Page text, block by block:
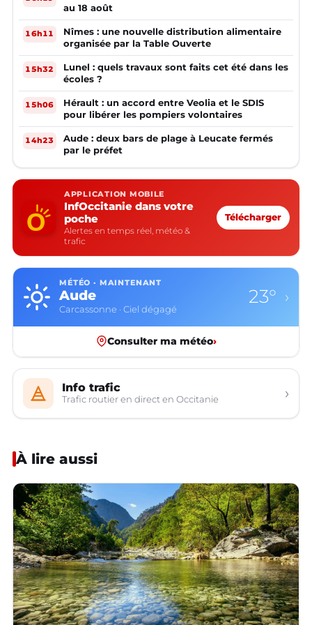
au 18 août
16h11
Nîmes : une nouvelle distribution alimentaire
organisée par la Table Ouverte
15h32
Lunel : quels travaux sont faits cet été dans les
écoles ?
15h06
Hérault : un accord entre Veolia et le SDIS
pour libérer les pompiers volontaires
14h23
Aude : deux bars de plage à Leucate fermés
par le préfet
APPLICATION MOBILE
InfOccitanie dans votre
poche
Alertes en temps réel, météo &
trafic
Télécharger
MÉTÉO · MAINTENANT
Aude
Carcassonne · Ciel dégagé
23° ›
Consulter ma météo›
Info trafic
Trafic routier en direct en Occitanie ›
À lire aussi